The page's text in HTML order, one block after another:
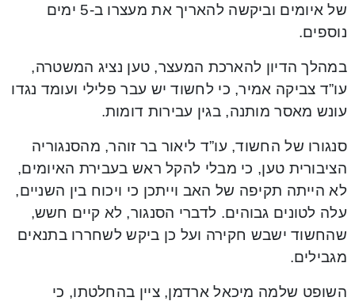
של איומים וביקשה להאריך את מעצרו ב-5 ימים
נוספים.
במהלך הדיון להארכת המעצר, טען נציג המשטרה,
עו”ד צביקה אמיר, כי לחשוד יש עבר פלילי ועומד נגדו
עונש מאסר מותנה, בגין עבירות דומות.
סנגורו של החשוד, עו”ד ליאור בר זוהר, מהסנגוריה
הציבורית טען, כי מבלי להקל ראש בעבירת האיומים,
לא הייתה תקיפה של האב וייתכן כי ויכוח בין השניים,
עלה לטונים גבוהים. לדברי הסנגור, לא קיים חשש,
שהחשוד ישבש חקירה ועל כן ביקש לשחררו בתנאים
מגבילים.
השופט שלמה מיכאל ארדמן, ציין בהחלטתו, כי